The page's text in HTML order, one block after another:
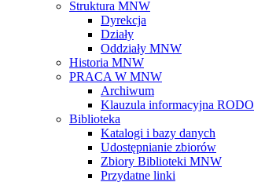
Struktura MNW
Dyrekcja
Działy
Oddziały MNW
Historia MNW
PRACA W MNW
Archiwum
Klauzula informacyjna RODO
Biblioteka
Katalogi i bazy danych
Udostępnianie zbiorów
Zbiory Biblioteki MNW
Przydatne linki